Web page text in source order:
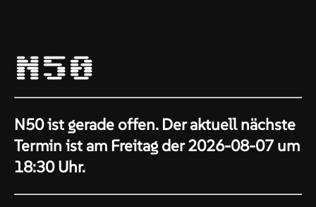
N50
N50 ist gerade offen. Der aktuell nächste
Termin ist am Freitag der 2026-08-07 um
18:30 Uhr.